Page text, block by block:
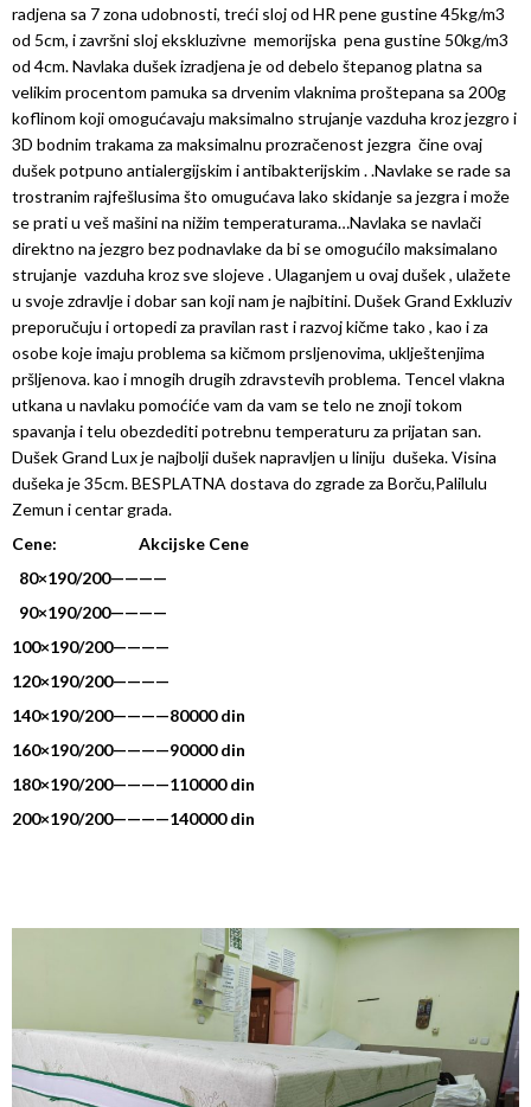
radjena sa 7 zona udobnosti, treći sloj od HR pene gustine 45kg/m3
od 5cm, i završni sloj ekskluzivne memorijska pena gustine 50kg/m3
od 4cm. Navlaka dušek izradjena je od debelo štepanog platna sa
velikim procentom pamuka sa drvenim vlaknima proštepana sa 200g
koflinom koji omogućavaju maksimalno strujanje vazduha kroz jezgro i
3D bodnim trakama za maksimalnu prozračenost jezgra čine ovaj
dušek potpuno antialergijskim i antibakterijskim . .Navlake se rade sa
trostranim rajfešlusima što omugućava lako skidanje sa jezgra i može
se prati u veš mašini na nižim temperaturama…Navlaka se navlači
direktno na jezgro bez podnavlake da bi se omogućilo maksimalano
strujanje vazduha kroz sve slojeve . Ulaganjem u ovaj dušek , ulažete
u svoje zdravlje i dobar san koji nam je najbitini. Dušek Grand Exkluziv
preporučuju i ortopedi za pravilan rast i razvoj kičme tako , kao i za
osobe koje imaju problema sa kičmom prsljenovima, uklještenjima
pršljenova. kao i mnogih drugih zdravstevih problema. Tencel vlakna
utkana u navlaku pomoćiće vam da vam se telo ne znoji tokom
spavanja i telu obezdediti potrebnu temperaturu za prijatan san.
Dušek Grand Lux je najbolji dušek napravljen u liniju dušeka. Visina
dušeka je 35cm. BESPLATNA dostava do zgrade za Borču,Palilulu
Zemun i centar grada.
Cene: Akcijske Cene
80×190/200————
90×190/200————
100×190/200————
120×190/200————
140×190/200————80000 din
160×190/200————90000 din
180×190/200————110000 din
200×190/200————140000 din